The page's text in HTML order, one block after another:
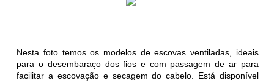
Nesta foto temos os modelos de escovas ventiladas, ideais
para o desembaraço dos fios e com passagem de ar para
facilitar a escovação e secagem do cabelo. Está disponível